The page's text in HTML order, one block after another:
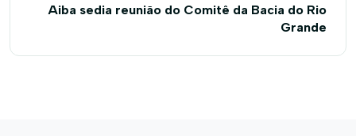
Aiba sedia reunião do Comitê da Bacia do Rio
Grande